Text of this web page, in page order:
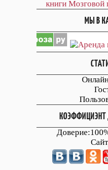
книги Мозговой
МЫ В
КОЭФФИЦИЭНТ